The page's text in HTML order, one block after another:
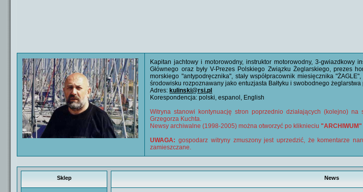
Kapitan jachtowy i motorowodny, instruktor motorowodny, 3-gwiazdkowy
Głównego oraz były V-Prezes Polskiego Związku Żeglarskiego, prezes
morskiego "antypodręcznika", stały współpracownik miesięcznika
środowisku rozpoznawany jako entuzjasta Bałtyku i swobodnego
Adres: kulinski@rsi.pl
Korespondencja: polski, espanol, English
Witryna stanowi kontynuację stron poprzednio działających (kolejno)
Grzegorza Kuchta.
Newsy archiwalne (1998-2005) można otworzyć po kliknieciu"ARCHIWUM"
UWAGA: gospodarz witryny zmuszony jest uprzedzić, że komentarze
zamieszczane.
Sklep News